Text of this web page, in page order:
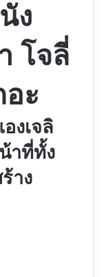
ง
โจลี่
อะ
งเจลิ
าที่ทั้ง
าง